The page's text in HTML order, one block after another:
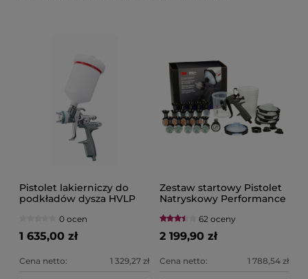
Pistolet lakierniczy do
podkładów dysza HVLP
0 ocen
1 635,00 zł
Cena netto: 1 329,27 zł
Zestaw startowy Pistolet
Natryskowy Performance
26778
62 oceny
2 199,90 zł
Cena netto: 1 788,54 zł